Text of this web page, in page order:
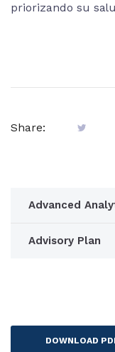
priorizando su
Share:
Advanced
Advisory Plan
DOWNLOAD